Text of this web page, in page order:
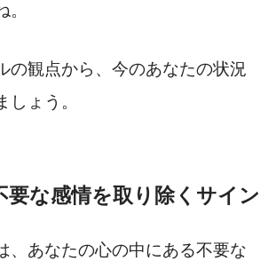
の観点から、今のあなたの状況
しょう。
要な感情を取り除くサイン
、あなたの心の中にある不要な